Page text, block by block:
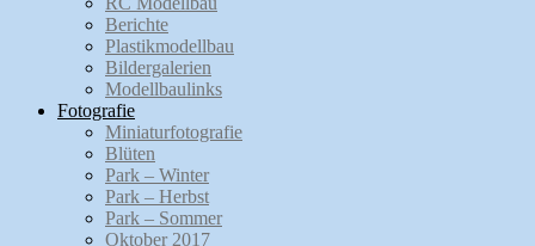
Berichte
Plastikmodellbau
Bildergalerien
Modellbaulinks
Fotografie
Miniaturfotografie
Blüten
Park – Winter
Park – Herbst
Park – Sommer
Oktober 2017